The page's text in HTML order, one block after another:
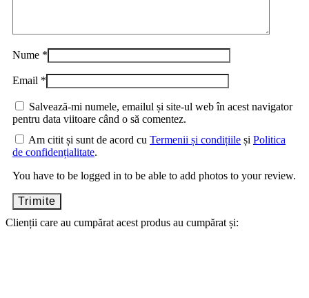
Nume *
Email *
Salvează-mi numele, emailul și site-ul web în acest navigator
pentru data viitoare când o să comentez.
Am citit și sunt de acord cu Termenii și condițiile și Politica
de confidențialitate.
You have to be logged in to be able to add photos to your review.
Clienții care au cumpărat acest produs au cumpărat și: